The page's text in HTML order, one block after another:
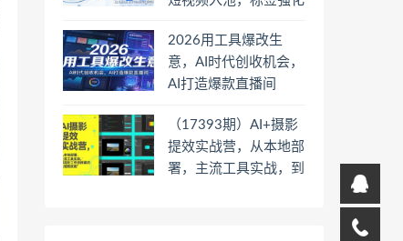
2026用工具爆改生
意，AI时代创收机会，
AI打造爆款直播间
（17393期）AI+摄影
提效实战营，从本地部
署，主流工具实战，到